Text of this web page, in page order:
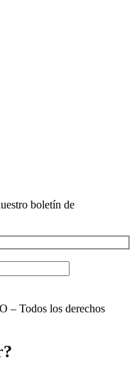
boletín de
Todos los derechos